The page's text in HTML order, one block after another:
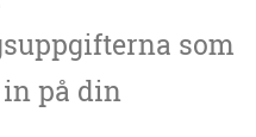
som
på din